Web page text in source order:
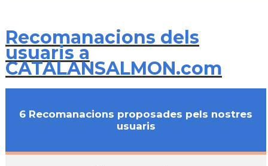
Recomanacions dels
usuaris a
CATALANSALMON.com
6 Recomanacions proposades pels nostres
usuaris